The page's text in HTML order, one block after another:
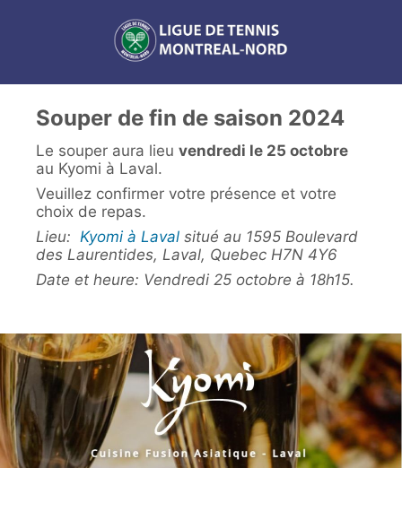
Souper de fin de saison 2024
Le souper aura lieu vendredi le 25 octobre
au Kyomi à Laval.
Veuillez confirmer votre présence et votre
choix de repas.
Lieu: Kyomi à Laval situé au 1595 Boulevard
des Laurentides, Laval, Quebec H7N 4Y6
Date et heure: Vendredi 25 octobre à 18h15.